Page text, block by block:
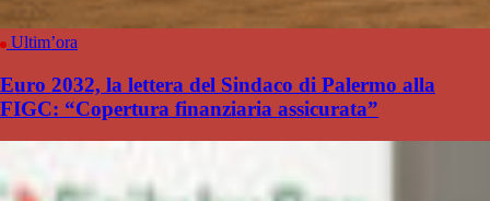
Ultim’ora
Euro 2032, la lettera del Sindaco di Palermo alla
FIGC: “Copertura finanziaria assicurata”